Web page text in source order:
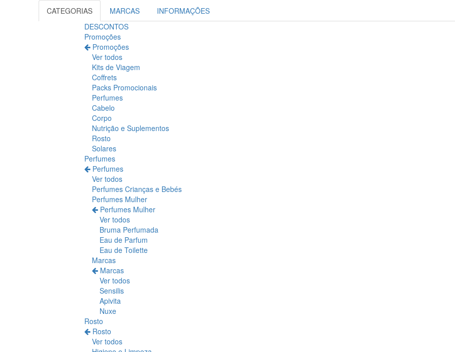
CATEGORIAS
MARCAS
INFORMAÇÕES
DESCONTOS
Promoções
Promoções
Ver todos
Kits de Viagem
Coffrets
Packs Promocionais
Perfumes
Cabelo
Corpo
Nutrição e Suplementos
Rosto
Solares
Perfumes
Perfumes
Ver todos
Perfumes Crianças e Bebés
Perfumes Mulher
Perfumes Mulher
Ver todos
Bruma Perfumada
Eau de Parfum
Eau de Toilette
Marcas
Marcas
Ver todos
Sensilis
Apivita
Nuxe
Rosto
Rosto
Ver todos